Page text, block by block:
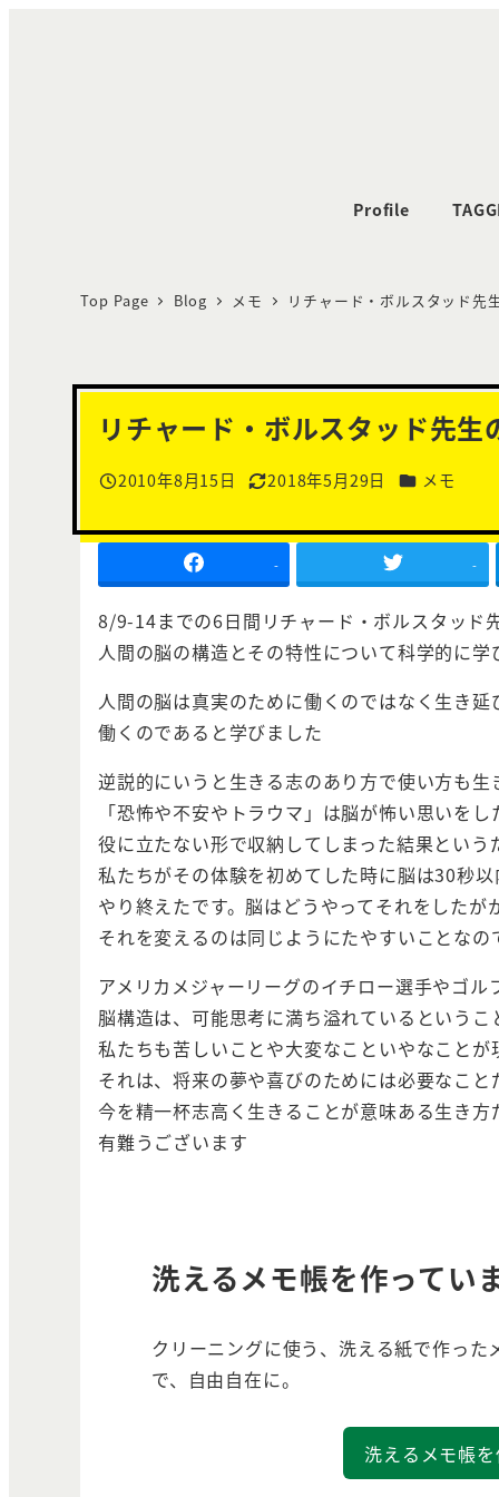
Profile
Top Page Blog メモ リチャード・ボルスタッド先
リチャード・ボルスタッド先生
投稿日
2010年8月15日
更新日
2018年5月29日 カテゴリー
メモ
- -
8/9-14までの6日間リチャード・ボルスタッド
人間の脳の構造とその特性について科学的に学
人間の脳は真実のために働くのではなく生き
働くのであると学びました
逆説的にいうと生きる志のあり方で使い方も
「恐怖や不安やトラウマ」は脳が怖い思いを
役に立たない形で収納してしまった結果という
私たちがその体験を初めてした時に脳は30秒
やり終えたです。脳はどうやってそれをしたが
それを変えるのは同じようにたやすいことな
アメリカメジャーリーグのイチロー選手やゴル
脳構造は、可能思考に満ち溢れているというこ
私たちも苦しいことや大変なこといやなこと
それは、将来の夢や喜びのためには必要なこ
今を精一杯志高く生きることが意味ある生き
有難うございます
洗えるメモ帳を作ってい
クリーニングに使う、洗える紙で作っ
で、自由自在に。
洗えるメモ帳